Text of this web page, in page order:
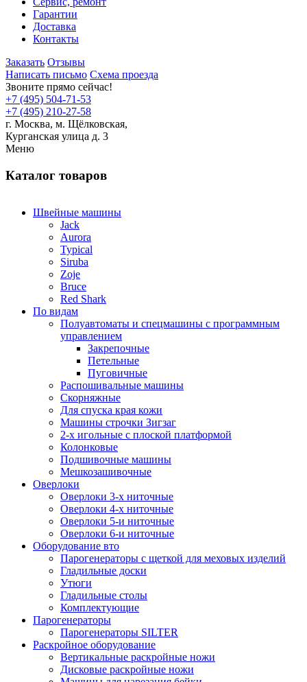
Гарантии
Доставка
Контакты
Заказать Отзывы
Написать письмо Схема проезда
Звоните прямо сейчас!
+7 (495) 504-71-53
+7 (495) 210-27-58
г. Москва, м. Щёлковская,
Курганская улица д. 3
Меню
Каталог товаров
Швейные машины
Jack
Aurora
Typical
Siruba
Zoje
Bruce
Red Shark
По видам
Полуавтоматы и спецмашины с программным
управлением
Закрепочные
Петельные
Пуговичные
Распошивальные машины
Скорняжные
Для спуска края кожи
Машины строчки Зигзаг
2-х игольные с плоской платформой
Колонковые
Подшивочные машины
Мешкозашивочные
Оверлоки
Оверлоки 3-х ниточные
Оверлоки 4-х ниточные
Оверлоки 5-и ниточные
Оверлоки 6-и ниточные
Оборудование вто
Парогенераторы с щеткой для меховых изделий
Гладильные доски
Утюги
Гладильные столы
Комплектующие
Парогенераторы
Парогенераторы SILTER
Раскройное оборудование
Вертикальные раскройные ножи
Дисковые раскройные ножи